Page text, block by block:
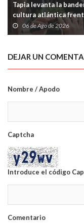
Tapia levanta la
cultura atlántica
06 de Ago de 2026
DEJAR UN
Nombre / Apodo
Captcha
Introduce el código
Comentario